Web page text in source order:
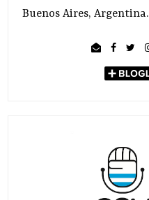
Buenos Aires, Argentina.